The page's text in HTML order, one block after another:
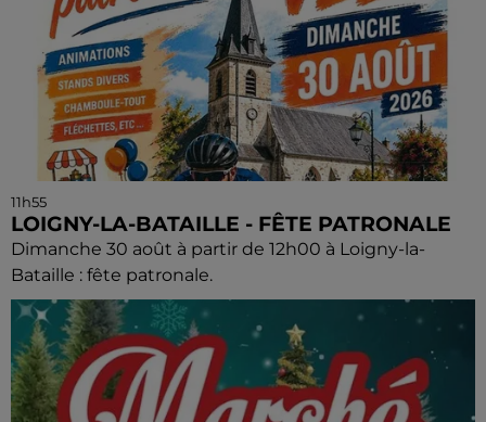
11h55
LOIGNY-LA-BATAILLE - FÊTE PATRONALE
Dimanche 30 août à partir de 12h00 à Loigny-la-
Bataille : fête patronale.